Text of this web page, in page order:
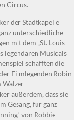
Circus.
der Stadtkapelle
unterschiedliche
mit dem „St. Louis
legendären Musicals
schafften die
Filmlegenden Robin
Walzer
außerdem, dass sie
Gesang, für ganz
von Robbie